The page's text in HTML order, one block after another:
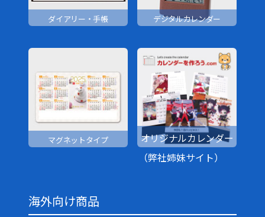
ダイアリー・手帳 デジタルカレンダー
マグネットタイプ
オリジナルカレンダー
（弊社姉妹サイト）
海外向け商品